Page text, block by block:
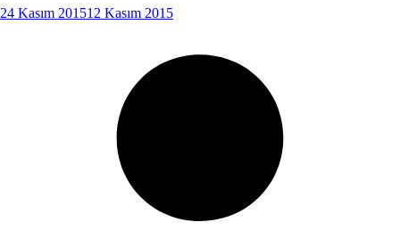
24 Kasım 201512 Kasım 2015